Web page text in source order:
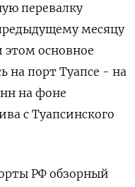
перевалку
месяцу
основное
на порт Туапсе - на
на фоне
с Туапсинского
РФ обзорный